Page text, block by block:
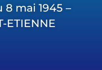
8 mai 1945 –
ETIENNE